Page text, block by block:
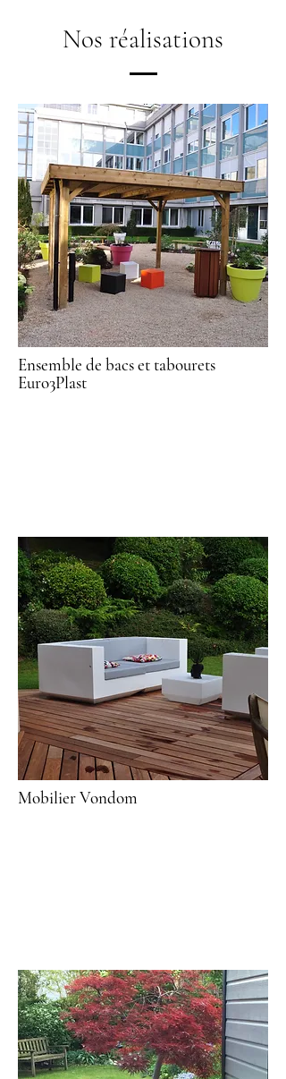
Nos réalisations
Ensemble de bacs et tabourets
Euro3Plast
Mobilier Vondom